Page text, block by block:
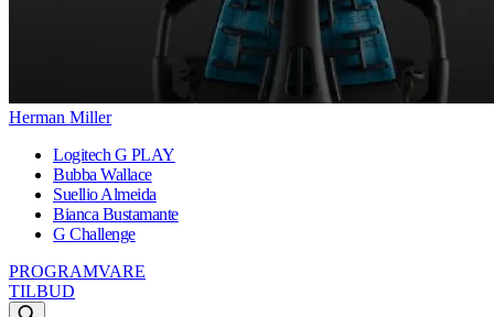
Herman Miller
Logitech G PLAY
Bubba Wallace
Suellio Almeida
Bianca Bustamante
G Challenge
PROGRAMVARE
TILBUD